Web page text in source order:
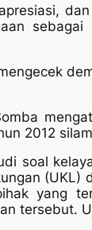
2012
soal
yang
tersebut.